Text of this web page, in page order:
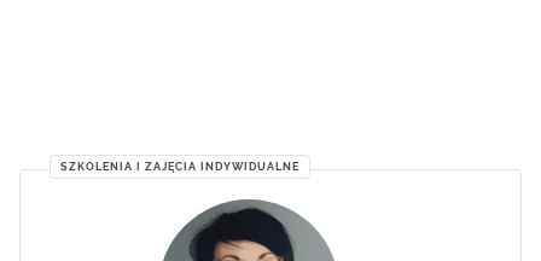
SZKOLENIA I ZAJĘCIA INDYWIDUALNE